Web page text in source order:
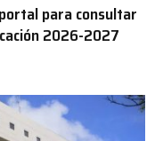
para consultar
2026-2027